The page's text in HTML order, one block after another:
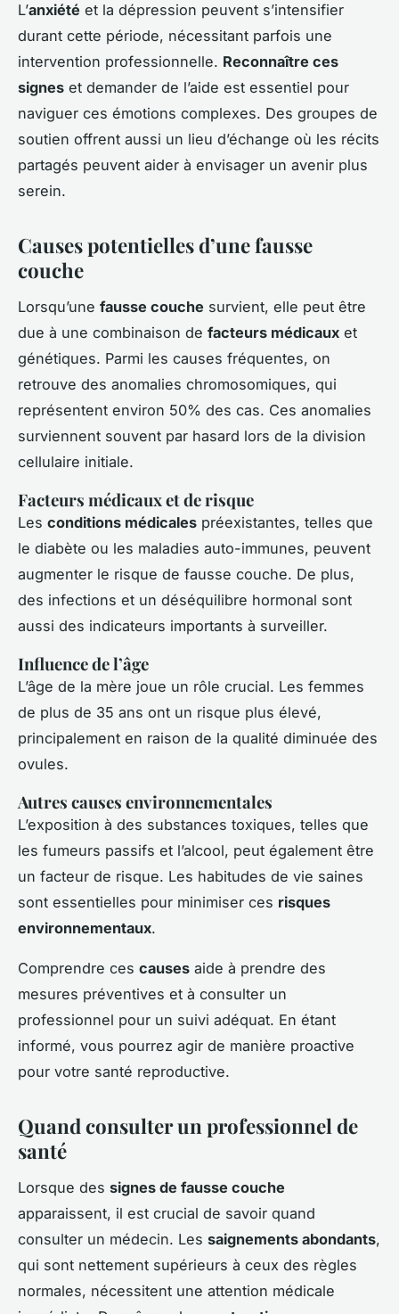
L’anxiété et la dépression peuvent s’intensifier
durant cette période, nécessitant parfois une
intervention professionnelle. Reconnaître ces
signes et demander de l’aide est essentiel pour
naviguer ces émotions complexes. Des groupes de
soutien offrent aussi un lieu d’échange où les récits
partagés peuvent aider à envisager un avenir plus
serein.
Causes potentielles d’une fausse
couche
Lorsqu’une fausse couche survient, elle peut être
due à une combinaison de facteurs médicaux et
génétiques. Parmi les causes fréquentes, on
retrouve des anomalies chromosomiques, qui
représentent environ 50% des cas. Ces anomalies
surviennent souvent par hasard lors de la division
cellulaire initiale.
Facteurs médicaux et de risque
Les conditions médicales préexistantes, telles que
le diabète ou les maladies auto-immunes, peuvent
augmenter le risque de fausse couche. De plus,
des infections et un déséquilibre hormonal sont
aussi des indicateurs importants à surveiller.
Influence de l’âge
L’âge de la mère joue un rôle crucial. Les femmes
de plus de 35 ans ont un risque plus élevé,
principalement en raison de la qualité diminuée des
ovules.
Autres causes environnementales
L’exposition à des substances toxiques, telles que
les fumeurs passifs et l’alcool, peut également être
un facteur de risque. Les habitudes de vie saines
sont essentielles pour minimiser ces risques
environnementaux.
Comprendre ces causes aide à prendre des
mesures préventives et à consulter un
professionnel pour un suivi adéquat. En étant
informé, vous pourrez agir de manière proactive
pour votre santé reproductive.
Quand consulter un professionnel de
santé
Lorsque des signes de fausse couche
apparaissent, il est crucial de savoir quand
consulter un médecin. Les saignements abondants,
qui sont nettement supérieurs à ceux des règles
normales, nécessitent une attention médicale